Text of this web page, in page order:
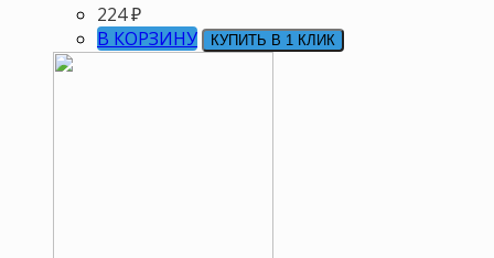
224₽
В КОРЗИНУ
КУПИТЬ В 1 КЛИК